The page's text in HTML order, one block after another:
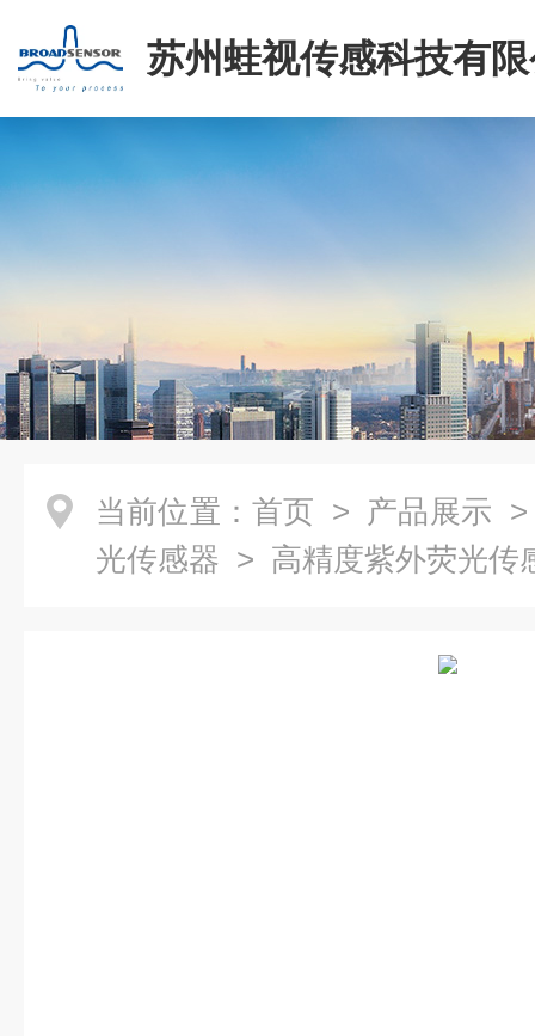
苏州蛙视传感科技有
当前位置： 首页 > 产品展示
光传感器 > 高精度紫外荧光传